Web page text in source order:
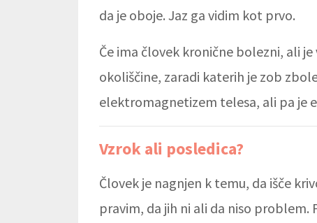
da je oboje. Jaz ga vidim kot prvo.
Če ima človek kronične bolezni, ali
okoliščine, zaradi katerih je zob
elektromagnetizem telesa, ali pa je
Vzrok ali posledica?
Človek je nagnjen k temu, da išče
pravim, da jih ni ali da niso problem.